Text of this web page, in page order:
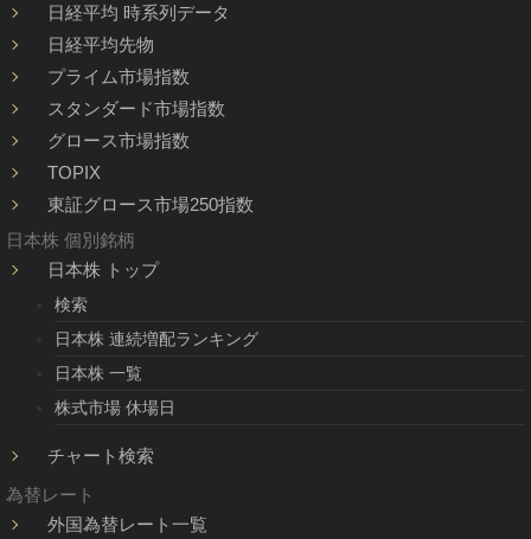
日経平均 時系列データ
日経平均先物
プライム市場指数
スタンダード市場指数
グロース市場指数
TOPIX
東証グロース市場250指数
日本株 個別銘柄
日本株 トップ
検索
日本株 連続増配ランキング
日本株 一覧
株式市場 休場日
チャート検索
為替レート
外国為替レート一覧